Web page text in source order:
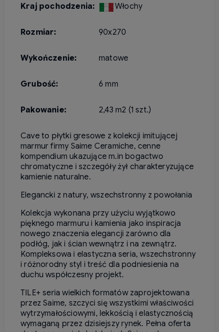
Kraj pochodzenia: Włochy
Rozmiar: 90x270
Wykończenie: matowe
Grubość: 6 mm
Pakowanie: 2,43 m2 (1 szt.)
Caveto płytki gresowe z kolekcji imitującej
marmur firmy Saime Ceramiche,cenne
kompendium ukazujące m.in bogactwo
chromatyczne i szczegóły żył charakteryzujące
kamienie naturalne.
Elegancki z natury, wszechstronny z powołania
Kolekcja wykonana przy użyciu wyjątkowo
pięknego marmuru i kamienia jako inspiracja
nowego znaczenia elegancji zarówno dla
podłóg, jak i ścian wewnątrz i na zewnątrz.
Kompleksowa i elastyczna seria, wszechstronny
i różnorodny styl i treść dla podniesienia na
duchu współczesny projekt.
TILE+ seria wielkich formatów zaprojektowana
przez Saime, szczyci się wszystkimi właściwości
wytrzymałościowymi, lekkością i elastycznością
wymaganą przez dzisiejszy rynek. Pełna oferta